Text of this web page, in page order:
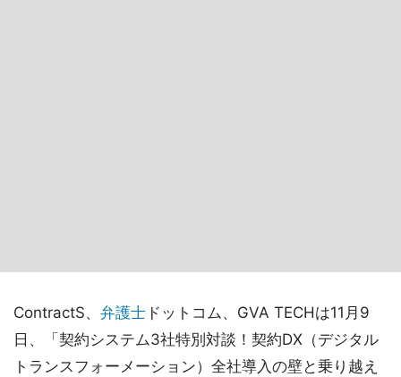
ContractS、 弁護士 ドットコム、GVA TECHは11月9
日、「契約システム3社特別対談！契約DX（デジタル
トランスフォーメーション）全社導入の壁と乗り越え